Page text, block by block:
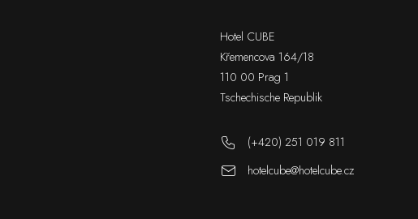
Hotel CUBE
Křemencova 164/18
110 00 Prag 1
Tschechische Republik
(+420) 251 019 811
hotelcube@hotelcube.cz